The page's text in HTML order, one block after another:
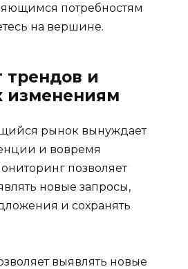
потребностям
на вершине.
трендов и
изменениям
рынок вынуждает
и вовремя
позволяет
новые запросы,
и сохранять
выявлять новые